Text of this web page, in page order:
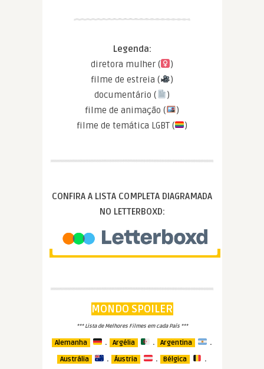
Legenda:
diretora mulher (
)
filme de estreia (
)
documentário (
)
filme de animação (
)
filme de temática LGBT (
)
CONFIRA A LISTA COMPLETA DIAGRAMADA
NO LETTERBOXD:
MONDO SPOILER
*** Lista de Melhores Filmes em cada País ***
Alemanha . Argélia . Argentina .
Austrália . Áustria . Bélgica .